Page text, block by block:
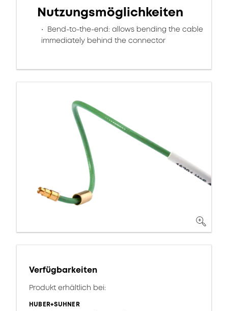
Nutzungsmöglichkeiten
Bend-to-the-end: allows bending the cable
immediately behind the connector
Verfügbarkeiten
Produkt erhältlich bei:
HUBER+SUHNER